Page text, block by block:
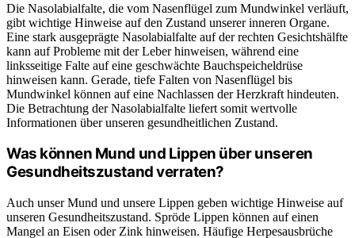
Die Nasolabialfalte, die vom Nasenflügel zum Mundwinkel verläuft,
gibt wichtige Hinweise auf den Zustand unserer inneren Organe.
Eine stark ausgeprägte Nasolabialfalte auf der rechten Gesichtshälfte
kann auf Probleme mit der Leber hinweisen, während eine
linksseitige Falte auf eine geschwächte Bauchspeicheldrüse
hinweisen kann. Gerade, tiefe Falten von Nasenflügel bis
Mundwinkel können auf eine Nachlassen der Herzkraft hindeuten.
Die Betrachtung der Nasolabialfalte liefert somit wertvolle
Informationen über unseren gesundheitlichen Zustand.
Was können Mund und Lippen über unseren
Gesundheitszustand verraten?
Auch unser Mund und unsere Lippen geben wichtige Hinweise auf
unseren Gesundheitszustand. Spröde Lippen können auf einen
Mangel an Eisen oder Zink hinweisen. Häufige Herpesausbrüche